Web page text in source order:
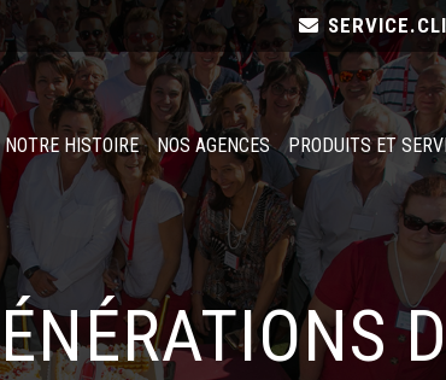
NOTRE HISTOIRE NOS AGENCES PRODUITS ET